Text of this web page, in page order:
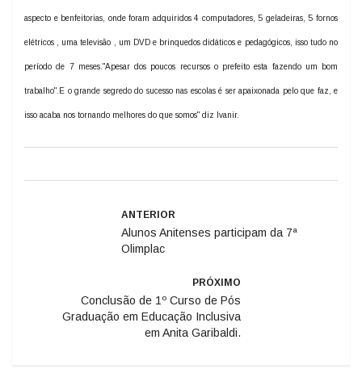
aspecto e benfeitorias, onde foram adquiridos 4 computadores, 5 geladeiras, 5 fornos
elétricos , uma televisão , um DVD e brinquedos didáticos e pedagógicos, isso tudo no
período de 7 meses."Apesar dos poucos recursos o prefeito esta fazendo um bom
trabalho".E o grande segredo do sucesso nas escolas é ser apaixonada pelo que faz, e
isso acaba nos tornando melhores do que somos" diz Ivanir.
ANTERIOR
Alunos Anitenses participam da 7ª
Olimplac
PRÓXIMO
Conclusão de 1º Curso de Pós
Graduação em Educação Inclusiva
em Anita Garibaldi.